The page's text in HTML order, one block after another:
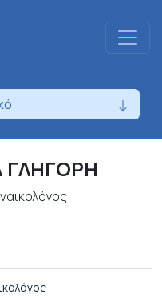
ΓΛΗΓΟΡΗ